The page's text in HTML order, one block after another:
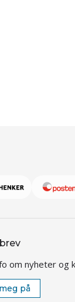
om nyheter og
på